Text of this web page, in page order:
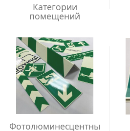
Категории
помещений
Фотолюминесцентны